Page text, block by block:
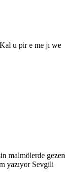
u pir e me jı we
malmölerde gezen
yazıyor Sevgili